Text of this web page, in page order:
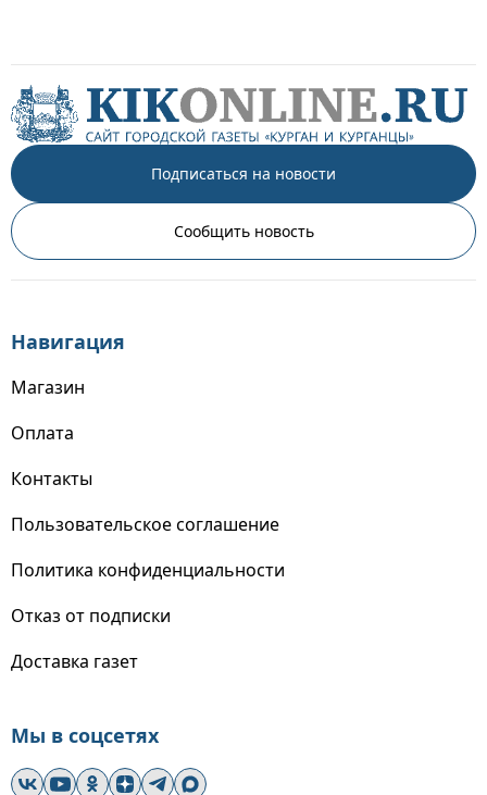
Подписаться на новости
Сообщить новость
Навигация
Магазин
Оплата
Контакты
Пользовательское соглашение
Политика конфиденциальности
Отказ от подписки
Доставка газет
Мы в соцсетях